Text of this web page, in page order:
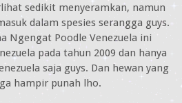
sedikit menyeramkan, namun
dalam spesies serangga guys.
Ngengat Poodle Venezuela ini
pada tahun 2009 dan hanya
saja guys. Dan hewan yang
hampir punah lho.